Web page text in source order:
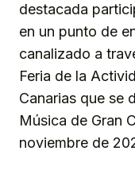
destacada
en un punto de
canalizado a
Feria de la
Canarias que se
Música de Gran
noviembre de